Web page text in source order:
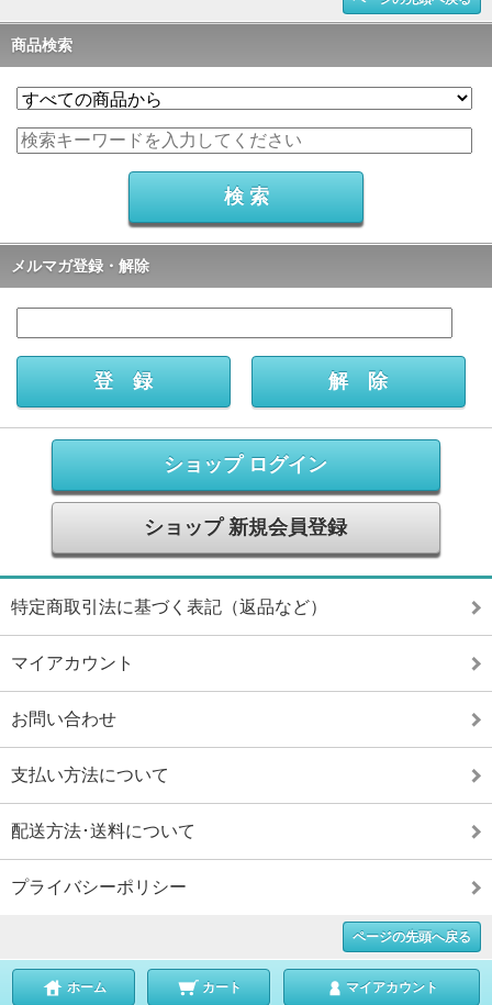
商品検索
メルマガ登録・解除
ショップ ログイン
ショップ 新規会員登録
特定商取引法に基づく表記（返品など）
マイアカウント
お問い合わせ
支払い方法について
配送方法･送料について
プライバシーポリシー
ページの先頭へ戻る
ホーム カート マイアカウント